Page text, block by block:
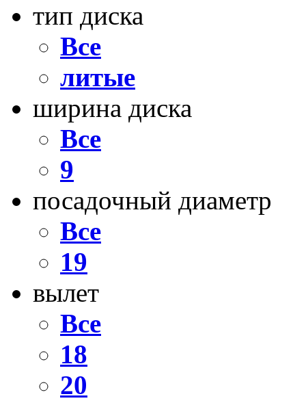
тип диска
Все
литые
ширина диска
Все
9
посадочный диаметр
Все
19
вылет
Все
18
20